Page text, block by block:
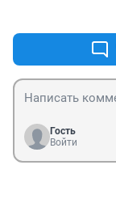
Гость
Войти